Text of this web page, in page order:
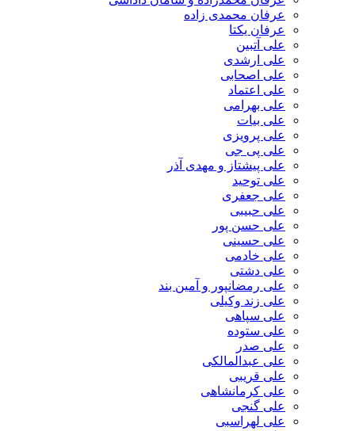
عرفان محمدی زاده
عرفان یکتا
علی آتبین
علی ارشدی
علی اصحابی
علی اعتماد
علی بهرامی
علی بیات
علی پرویزی
علی پی جی
علی پیشتاز و مهدی آذر
علی توحید
علی جعفری
علی حبیبی
علی حسن پور
علی حسینی
علی خادمی
علی دشتی
علی رمضانپور و آمین بند
علی زند وکیلی
علی سپاهی
علی ستوده
علی صدر
علی عبدالمالکی
علی قریبی
علی کرمانشاهی
علی گنجی
علی لهراسبی